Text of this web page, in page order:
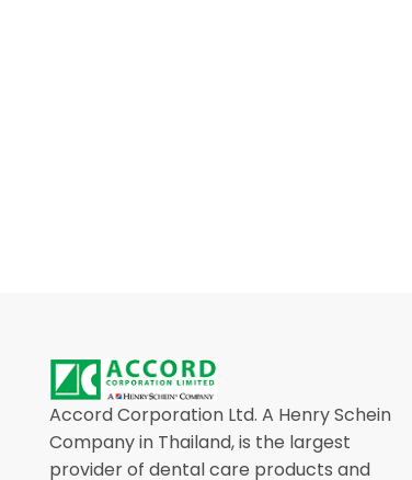
Accord Corporation Ltd. A Henry Schein
Company in Thailand, is the largest
provider of dental care products and